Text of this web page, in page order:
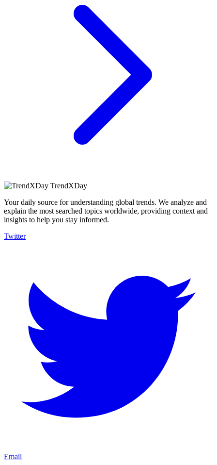
TrendXDay
Your daily source for understanding global trends. We analyze and
explain the most searched topics worldwide, providing context and
insights to help you stay informed.
Twitter
Email